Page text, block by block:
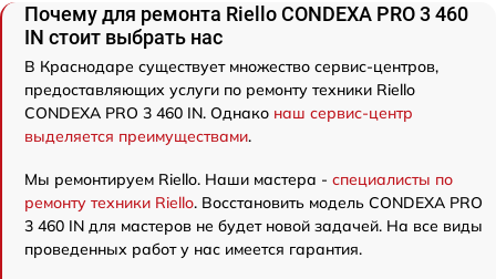
Почему для ремонта Riello CONDEXA PRO 3 460
IN стоит выбрать нас
В Краснодаре существует множество сервис-центров,
предоставляющих услуги по ремонту техники Riello
CONDEXA PRO 3 460 IN. Однако наш сервис-центр
выделяется преимуществами.
Мы ремонтируем Riello. Наши мастера - специалисты по
ремонту техники Riello. Восстановить модель CONDEXA PRO
3 460 IN для мастеров не будет новой задачей. На все виды
проведенных работ у нас имеется гарантия.